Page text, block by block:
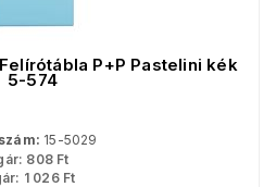
P+P Pastelini kék
5-574
15-5029
808Ft
1 026Ft